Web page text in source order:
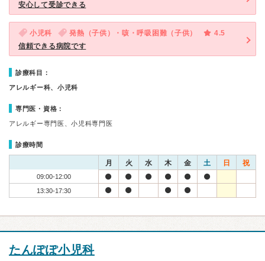
安心して受診できる
小児科 発熱（子供）・咳・呼吸困難（子供）
4.5
信頼できる病院です
診療科目：
アレルギー科、小児科
専門医・資格：
アレルギー専門医、小児科専門医
診療時間
月 火 水 木 金 土 日 祝
09:00-12:00
13:30-17:30
たんぽぽ小児科